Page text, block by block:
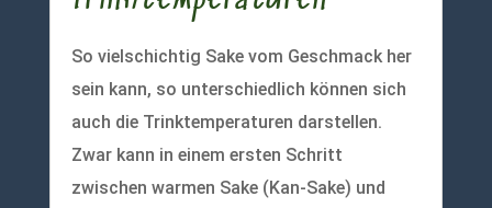
So vielschichtig Sake vom Geschmack her
sein kann, so unterschiedlich können sich
auch die Trinktemperaturen darstellen.
Zwar kann in einem ersten Schritt
zwischen warmen Sake (Kan-Sake) und